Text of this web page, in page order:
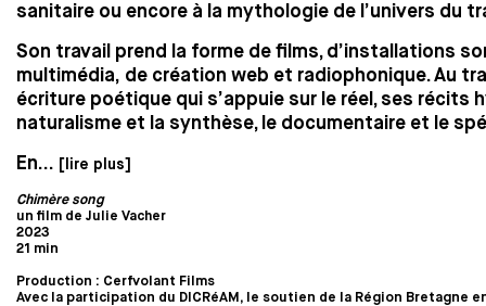
sanitaire ou encore à la mythologie de l’univers du
Son travail prend la forme de films, d’installations
multimédia, de création web et radiophonique. Au
écriture poétique qui s’appuie sur le réel, ses récits
naturalisme et la synthèse, le documentaire et le
En... [lire plus]
Chimère song
un film de Julie Vacher
2023
21 min
Production : Cerfvolant Films
Avec la participation du DICRéAM, le soutien de la Région Bretagne